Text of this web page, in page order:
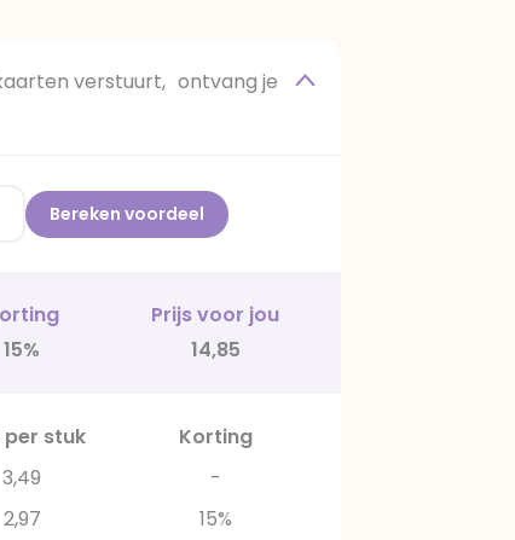
verstuurt, ontvang je
Bereken voordeel
Prijs voor jou
15% 14,85
per stuk
Korting
3,49
-
2,97
15%